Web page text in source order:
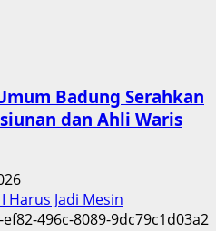
Badung Serahkan
dan Ahli Waris
Harus Jadi Mesin